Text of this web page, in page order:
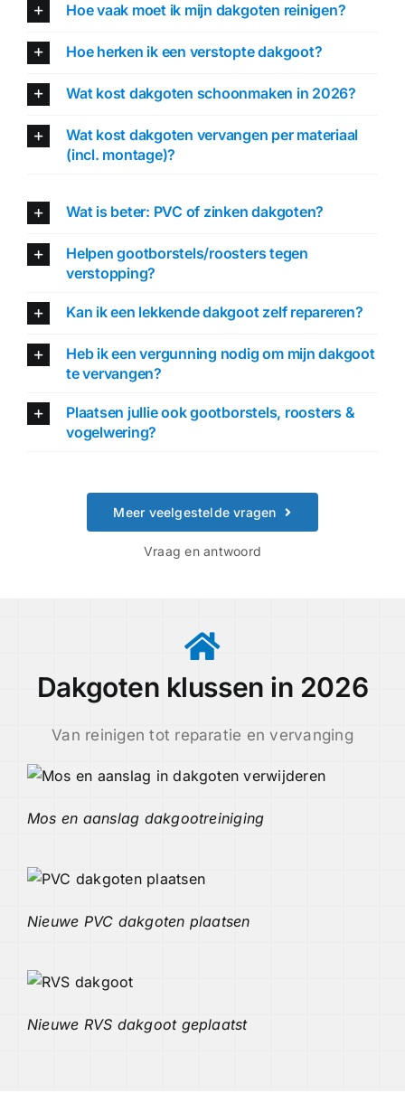
Hoe vaak moet ik mijn dakgoten reinigen?
Hoe herken ik een verstopte dakgoot?
Wat kost dakgoten schoonmaken in 2026?
Wat kost dakgoten vervangen per materiaal
(incl. montage)?
Wat is beter: PVC of zinken dakgoten?
Helpen gootborstels/roosters tegen
verstopping?
Kan ik een lekkende dakgoot zelf repareren?
Heb ik een vergunning nodig om mijn dakgoot
te vervangen?
Plaatsen jullie ook gootborstels, roosters &
vogelwering?
Meer veelgestelde vragen
Vraag en antwoord
Dakgoten klussen in 2026
Van reinigen tot reparatie en vervanging
Mos en aanslag dakgootreiniging
Nieuwe PVC dakgoten plaatsen
Nieuwe RVS dakgoot geplaatst